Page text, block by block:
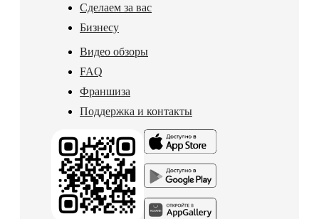
Сделаем за вас
Бизнесу
Видео обзоры
FAQ
Франшиза
Поддержка и контакты